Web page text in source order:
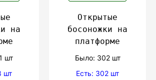
на
шт
шт
Открытые
босоножки на
платформе
Было: 302 шт
Есть: 302 шт